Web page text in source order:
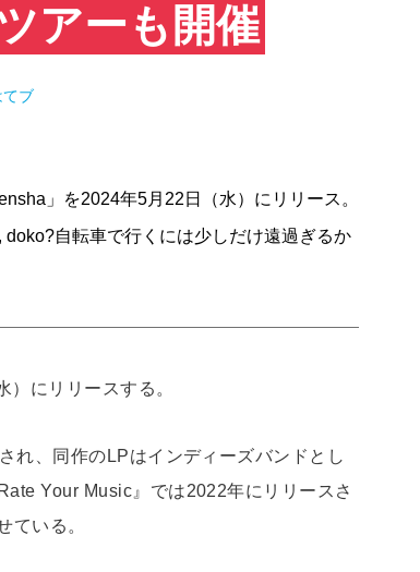
アーも開催
てブ
」を2024年5月22日（水）にリリース。
自転車で行くには少しだけ遠過ぎるか
にリリースする。
れ、同作のLPはインディーズバンドとし
Your Music』では2022年にリリースさ
ている。